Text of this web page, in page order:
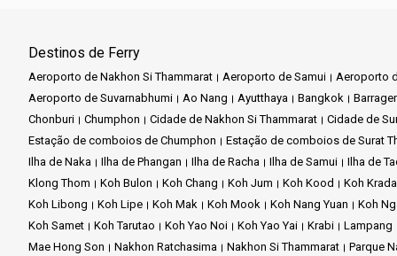
Hollywood e a beleza das praias da Tailândia. É um local único
O que precisa de saber:
Época ideal para visitar:novembro a abril para obter as
Delícias culinárias:Experimente a autêntica cozinha
Conectividade:Wi-Fi disponível na maioria das zonas do cais.
Destinos de Ferry
Aeroporto de Nakhon Si Thammarat Aeroporto de Samui
Aeroporto
Aeroporto de Suvarnabhumi
Ao Nang Ayutthaya Bangkok
Chonburi
Chumphon Cidade de Nakhon Si Thammarat Cidade de
Estação de comboios de Chumphon
Estação de comboios de Surat
Ilha de Naka
Ilha de Phangan Ilha de Racha Ilha de Samui Ilha de
Klong Thom
Koh Bulon Koh Chang Koh Jum Koh Kood Koh
Koh Libong
Koh Lipe Koh Mak Koh Mook Koh Nang Yuan Koh
Koh Samet
Koh Tarutao Koh Yao Noi Koh Yao Yai Krabi Lampang
Mae Hong Son
Nakhon Ratchasima Nakhon Si Thammarat Parque